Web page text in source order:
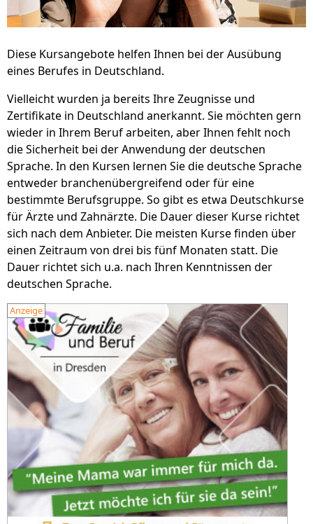
Diese Kursangebote helfen Ihnen bei der Ausübung
eines Berufes in Deutschland.
Vielleicht wurden ja bereits Ihre Zeugnisse und
Zertifikate in Deutschland anerkannt. Sie möchten gern
wieder in Ihrem Beruf arbeiten, aber Ihnen fehlt noch
die Sicherheit bei der Anwendung der deutschen
Sprache. In den Kursen lernen Sie die deutsche Sprache
entweder branchenübergreifend oder für eine
bestimmte Berufsgruppe. So gibt es etwa Deutschkurse
für Ärzte und Zahnärzte. Die Dauer dieser Kurse richtet
sich nach dem Anbieter. Die meisten Kurse finden über
einen Zeitraum von drei bis fünf Monaten statt. Die
Dauer richtet sich u.a. nach Ihren Kenntnissen der
deutschen Sprache.
Anzeige